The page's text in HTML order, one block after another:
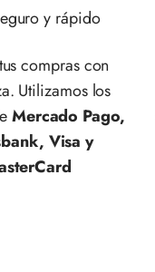
y rápido
compras con
Utilizamos los
Mercado Pago,
Visa y